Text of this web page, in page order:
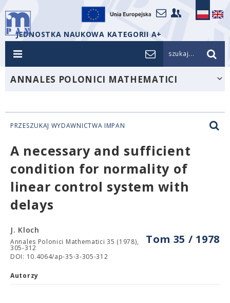
JEDNOSTKA NAUKOWA KATEGORII A+
szukaj...
ANNALES POLONICI MATHEMATICI
PRZESZUKAJ WYDAWNICTWA IMPAN
A necessary and sufficient
condition for normality of
linear control system with
delays
Tom 35 / 1978
J. Kloch
Annales Polonici Mathematici 35 (1978),
305-312
DOI: 10.4064/ap-35-3-305-312
Autorzy